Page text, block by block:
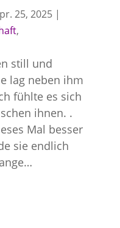
25, 2025|
,
still und
lag neben ihm
fühlte es sich
ihnen. .
Mal besser
sie endlich